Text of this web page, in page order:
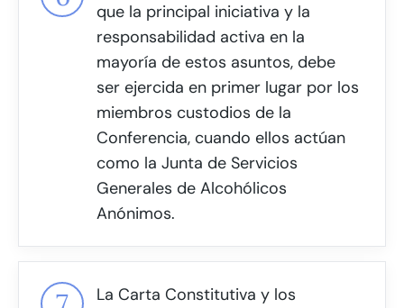
que la principal iniciativa y la
responsabilidad activa en la
mayoría de estos asuntos, debe
ser ejercida en primer lugar por los
miembros custodios de la
Conferencia, cuando ellos actúan
como la Junta de Servicios
Generales de Alcohólicos
Anónimos.
La Carta Constitutiva y los